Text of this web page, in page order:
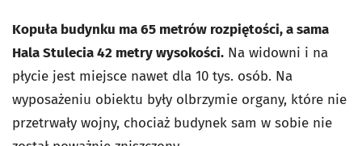
Kopuła budynku ma 65 metrów rozpiętości, a sama
Hala Stulecia 42 metry wysokości. Na widowni i na
płycie jest miejsce nawet dla 10 tys. osób. Na
wyposażeniu obiektu były olbrzymie organy, które nie
przetrwały wojny, chociaż budynek sam w sobie nie